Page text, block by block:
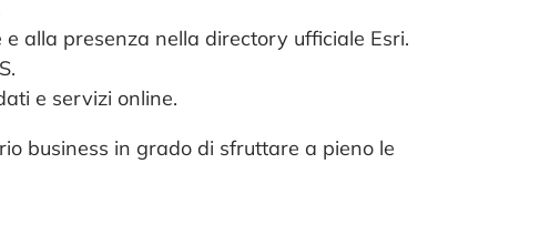
alla presenza nella directory ufficiale Esri.
e servizi online.
business in grado di sfruttare a pieno le